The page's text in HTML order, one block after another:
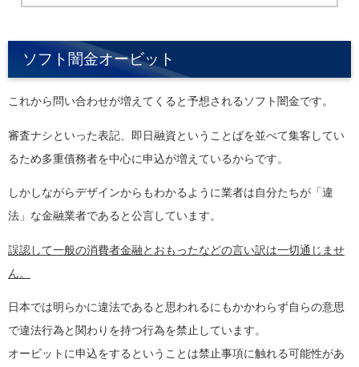
ソフト闇金オービット
これから問い合わせが増えてくると予想されるソフト闇金です。
審査ナシといった表記、即日融資ということばを並べて集客してい
るため多重債務者を中心に申込が増えているからです。
しかしながらデザインからもわかるように業者は自分たちが「違
法」な金融業者であると公言しています。
誤認して一般の消費者金融とおもったなどの言い訳は一切通じませ
ん。
日本では明らかに違法であると思われるにもかかわらず自らの意思
で違法行為と関わりを持つ行為を禁止しています。
オービットに申込をするということは禁止事項に触れる可能性があ